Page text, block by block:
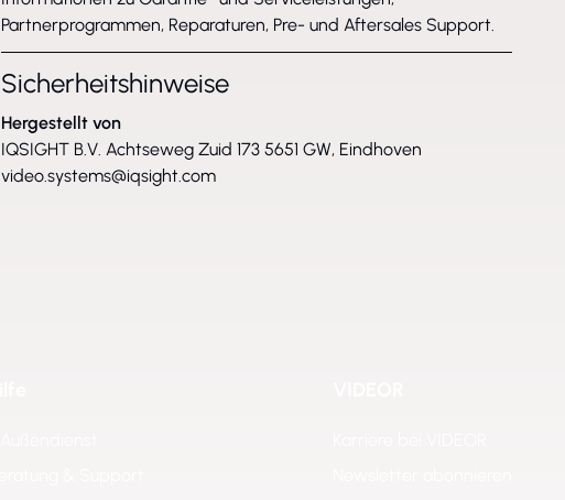
Partnerprogrammen, Reparaturen, Pre- und Aftersales Support.
Sicherheitshinweise
Hergestellt von
IQSIGHT B.V. Achtseweg Zuid 173 5651 GW, Eindhoven
video.systems@iqsight.com